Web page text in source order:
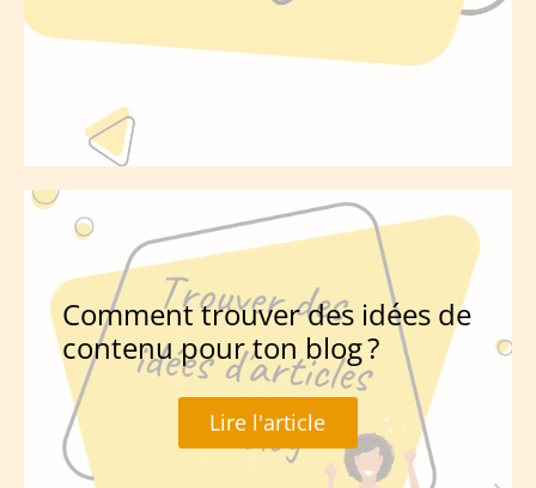
Comment trouver des idées de
contenu pour ton blog ?
Lire l'article